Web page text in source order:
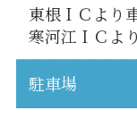
東根ＩＣより
寒河江ＩＣよ
駐車場